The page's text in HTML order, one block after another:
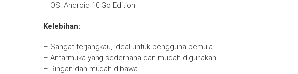
– OS: Android 10 Go Edition
Kelebihan:
– Sangat terjangkau, ideal untuk pengguna pemula.
– Antarmuka yang sederhana dan mudah digunakan.
– Ringan dan mudah dibawa.